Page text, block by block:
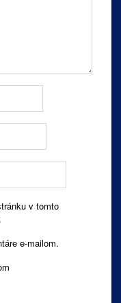
v tomto
e-mailom.